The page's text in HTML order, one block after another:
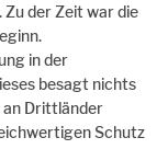
der Zeit war die
in der
besagt nichts
an Drittländer
Schutz